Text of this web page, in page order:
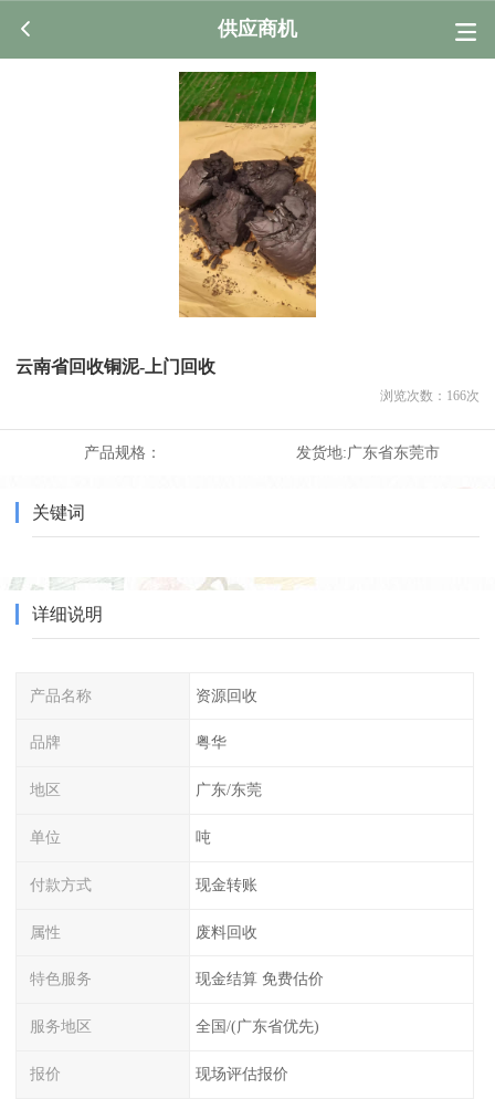
供应商机
云南省回收铜泥-上门回收
浏览次数： 166次
产品规格： 发货地:广东省东莞市
关键词
详细说明
产品名称 资源回收
品牌 粤华
地区 广东/东莞
单位 吨
付款方式 现金转账
属性 废料回收
特色服务 现金结算 免费估价
服务地区 全国/(广东省优先)
报价 现场评估报价